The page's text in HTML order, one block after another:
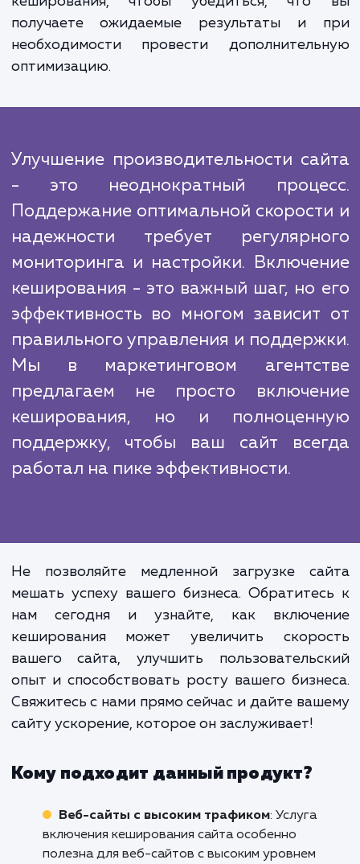
надежность вашего сайта. Мы также
механизмы, которые автоматически
кеш, когда содержимое вашего
изменяется, обеспечивая
особое значение поддержке после
услуги. Мы проводим мониторинг и
работы вашего сайта после
кеширования, чтобы убедиться,
получаете ожидаемые результаты и
необходимости провести
оптимизацию.
Улучшение производительности
- это неоднократный
Поддержание оптимальной
кеширования - это важный шаг, но
эффективность во многом
правильного управления и
Мы в маркетинговом
предлагаем не просто
кеширования, но и
поддержку, чтобы ваш сайт
работал на пике эффективности.